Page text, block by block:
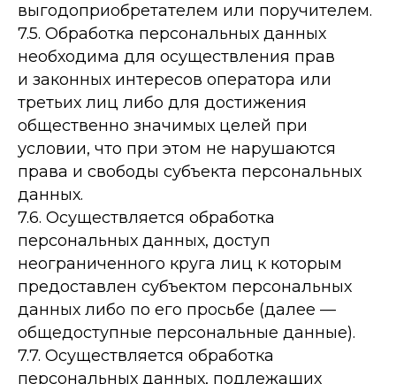
выгодоприобретателем или поручителем.
7.5. Обработка персональных данных
необходима для осуществления прав
и законных интересов оператора или
третьих лиц либо для достижения
общественно значимых целей при
условии, что при этом не нарушаются
права и свободы субъекта персональных
данных.
7.6. Осуществляется обработка
персональных данных, доступ
неограниченного круга лиц к которым
предоставлен субъектом персональных
данных либо по его просьбе (далее —
общедоступные персональные данные).
7.7. Осуществляется обработка
персональных данных, подлежащих